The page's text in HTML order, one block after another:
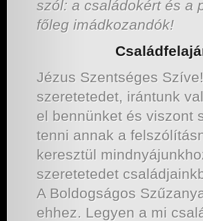
szól: a családokért és a
főleg imádkozandók!
Családfelajánlás
Jézus Szentséges
szeretetedet, irántunk
el bennünket és viszont
tenni annak a
keresztül
szeretetedet
A Boldogságos
ehhez. Legyen a mi